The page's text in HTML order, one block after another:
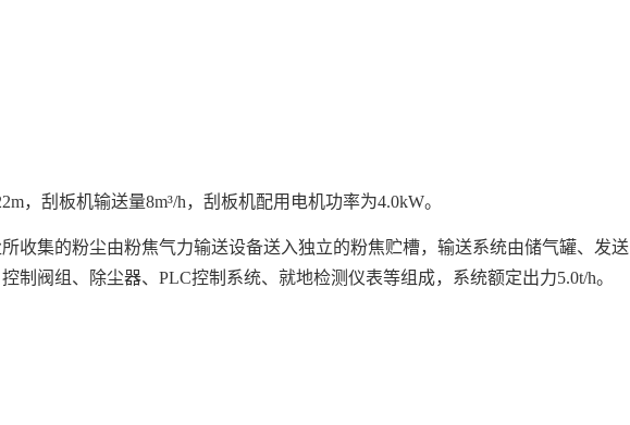
，刮板机输送量8m³/h，刮板机配用电机功率为4.0kW。
收集的粉尘由粉焦气力输送设备送入独立的粉焦贮槽，输送系统由储气罐、发送
制阀组、除尘器、PLC控制系统、就地检测仪表等组成，系统额定出力5.0t/h。